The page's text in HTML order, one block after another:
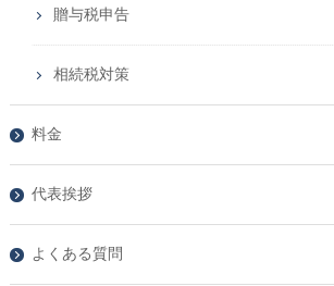
贈与税申告
相続税対策
料金
代表挨拶
よくある質問